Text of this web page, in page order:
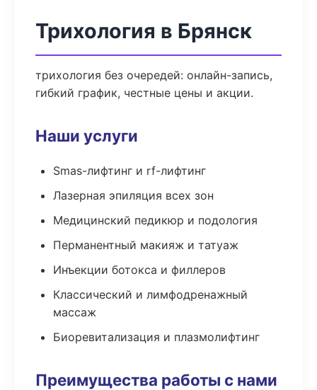
Трихология в Брянск
трихология без очередей: онлайн-запись,
гибкий график, честные цены и акции.
Наши услуги
Smas-лифтинг и rf-лифтинг
Лазерная эпиляция всех зон
Медицинский педикюр и подология
Перманентный макияж и татуаж
Инъекции ботокса и филлеров
Классический и лимфодренажный
массаж
Биоревитализация и плазмолифтинг
Преимущества работы с нами